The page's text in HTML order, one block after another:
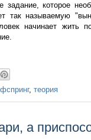
задание, которое
так называемую
начинает жить
, теория
а